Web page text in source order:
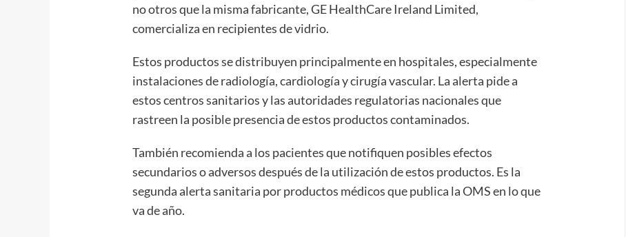
no otros que la misma fabricante, GE HealthCare Ireland Limited,
comercializa en recipientes de vidrio.
Estos productos se distribuyen principalmente en hospitales, especialmente
instalaciones de radiología, cardiología y cirugía vascular. La alerta pide a
estos centros sanitarios y las autoridades regulatorias nacionales que
rastreen la posible presencia de estos productos contaminados.
También recomienda a los pacientes que notifiquen posibles efectos
secundarios o adversos después de la utilización de estos productos. Es la
segunda alerta sanitaria por productos médicos que publica la OMS en lo que
va de año.